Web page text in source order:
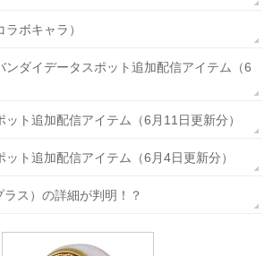
ボキャラ）
ンダイデータスポット追加配信アイテム（6
ト追加配信アイテム（6月11日更新分）
ト追加配信アイテム（6月4日更新分）
ス）の詳細が判明！？